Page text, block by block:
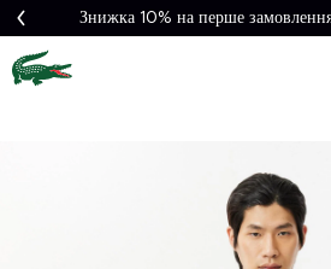
Знижка 10% на перше замовлення